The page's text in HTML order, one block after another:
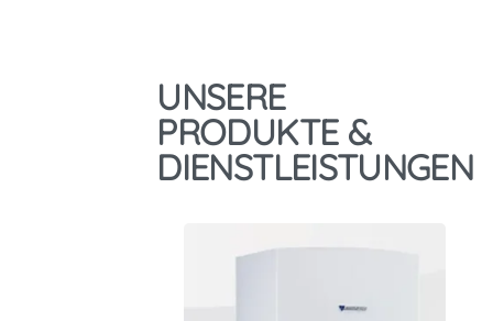
UNSERE
PRODUKTE &
DIENSTLEISTUNGEN